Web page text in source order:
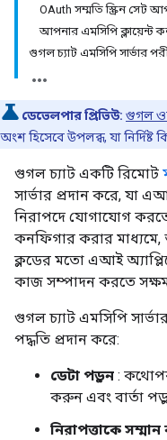
OAuth সম্মতি স্ক্রিন সেট
আপনার এমসিপি ক্লায়েন্ট
গুগল চ্যাট এমসিপি সার্ভার
ডেভেলপার প্রিভিউ: গুগল
অংশ হিসেবে উপলব্ধ, যা নির্দিষ্ট
গুগল চ্যাট একটি রিমোট
সার্ভার প্রদান করে, যা
নিরাপদে যোগাযোগ
কনফিগার করার মাধ্যমে,
ক্লডের মতো এআই
কাজ সম্পাদন করতে
গুগল চ্যাট এমসিপি
পদ্ধতি প্রদান করে:
ডেটা পড়ুন :
করুন এবং বার্তা
নিরাপত্তাকে